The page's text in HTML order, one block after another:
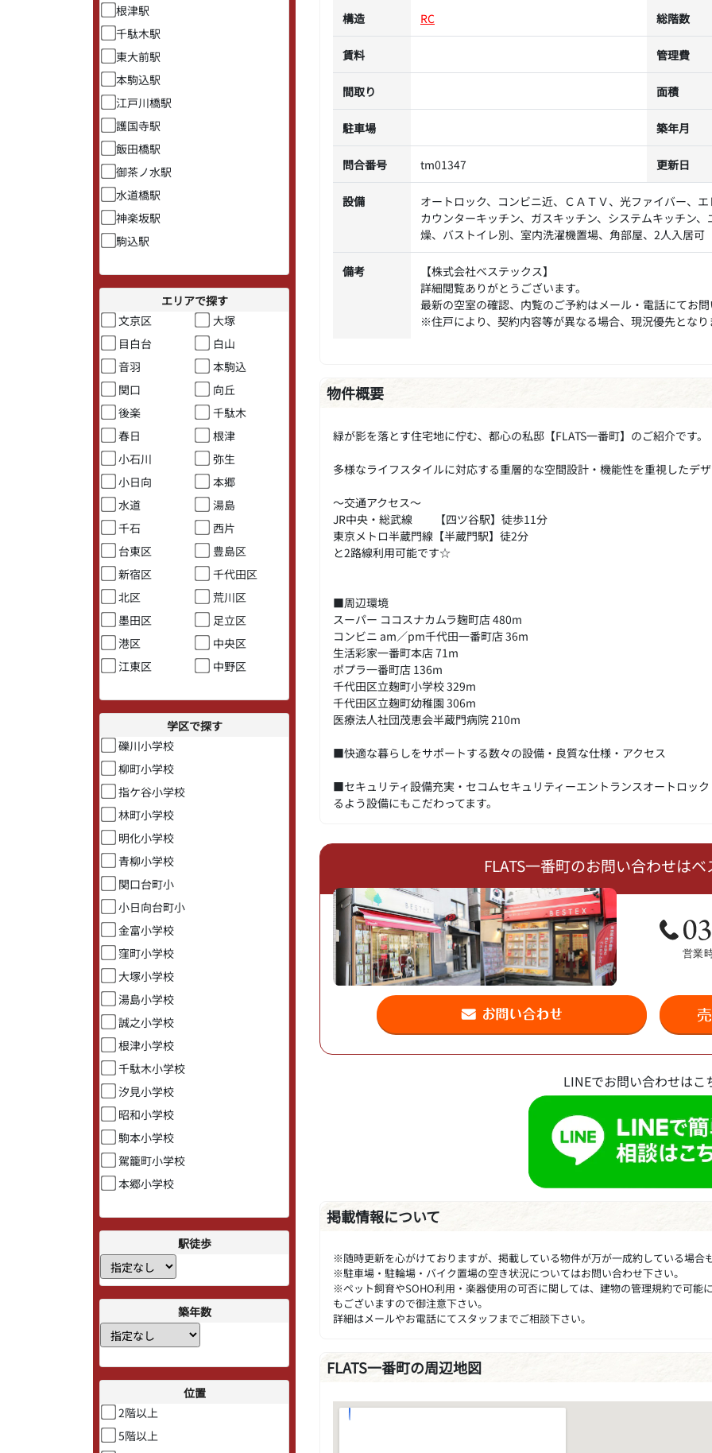
根津駅
千駄木駅
東大前駅
本駒込駅
江戸川橋駅
護国寺駅
飯田橋駅
御茶ノ水駅
水道橋駅
神楽坂駅
駒込駅
エリアで探す
文京区
大塚
目白台
白山
音羽
本駒込
関口
向丘
後楽
千駄木
春日
根津
小石川
弥生
小日向
本郷
水道
湯島
千石
西片
台東区
豊島区
新宿区
千代田区
北区
荒川区
墨田区
足立区
港区
中央区
江東区
中野区
学区で探す
礫川小学校
柳町小学校
指ケ谷小学校
林町小学校
明化小学校
青柳小学校
関口台町小
小日向台町小
金富小学校
窪町小学校
大塚小学校
湯島小学校
誠之小学校
根津小学校
千駄木小学校
汐見小学校
昭和小学校
駒本小学校
駕籠町小学校
本郷小学校
駅徒歩
築年数
位置
2階以上
5階以上
構造 RC 総階数
賃料 管理費
間取り 面積
駐車場 築年月
問合番号 tm01347 更新日
設備
オートロック、コンビニ近、ＣＡＴＶ、光ファイバー、
カウンターキッチン、ガスキッチン、システムキッチン
燥、バストイレ別、室内洗濯機置場、角部屋、2人入居可
備考
【株式会社ベステックス】
詳細閲覧ありがとうございます。
最新の空室の確認、内覧のご予約はメール・電話にてお
※住戸により、契約内容等が異なる場合、現況優先とな
物件概要
緑が影を落とす住宅地に佇む、都心の私邸【FLATS一番町】のご紹介です。
多様なライフスタイルに対応する重層的な空間設計・機能性を重視したデ
～交通アクセス～
JR中央・総武線 【四ツ谷駅】徒歩11分
東京メトロ半蔵門線【半蔵門駅】徒2分
と2路線利用可能です☆
■周辺環境
スーパー ココスナカムラ麹町店 480m
コンビニ am／pm千代田一番町店 36m
生活彩家一番町本店 71m
ポプラ一番町店 136m
千代田区立麹町小学校 329m
千代田区立麹町幼稚園 306m
医療法人社団茂恵会半蔵門病院 210m
■快適な暮らしをサポートする数々の設備・良質な仕様・アクセス
■セキュリティ設備充実・セコムセキュリティーエントランスオートロッ
るよう設備にもこだわってます。
FLATS一番町のお問い合わせは
LINEでお問い合わせはこ
掲載情報について
※随時更新を心がけておりますが、掲載している物件が万が一成約している場合
※駐車場・駐輪場・バイク置場の空き状況についてはお問い合わせ下さい。
※ペット飼育やSOHO利用・楽器使用の可否に関しては、建物の管理規約で可能
もございますので御注意下さい。
詳細はメールやお電話にてスタッフまでご相談下さい。
FLATS一番町の周辺地図